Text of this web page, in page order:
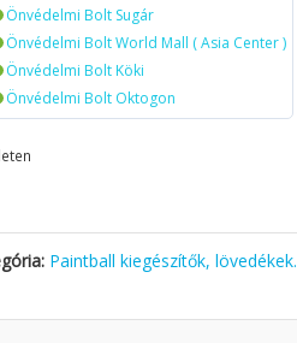
Önvédelmi Bolt Sugár
Önvédelmi Bolt World Mall ( Asia Center )
Önvédelmi Bolt Köki
Önvédelmi Bolt Oktogon
Paintball kiegészítők, lövedékek.